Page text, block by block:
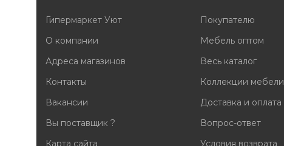
Гипермаркет Уют
О компании
Адреса магазинов
Контакты
Вакансии
Вы поставщик ?
Карта сайта
Покупателю
Мебель оптом
Весь каталог
Коллекции мебели
Доставка и оплата
Вопрос-ответ
Условия возврата